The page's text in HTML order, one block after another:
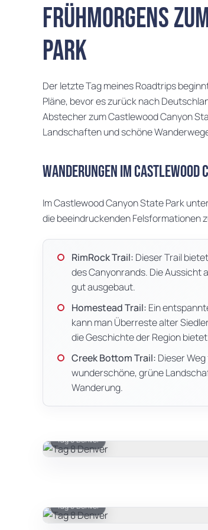
Frühmorgens
Park
Der letzte Tag meines Roadtrips
Pläne, bevor es zurück nach
Abstecher zum Castlewood Canyon
Landschaften und schöne
Wanderungen im Castlewood
Im Castlewood Canyon State Park
die beeindruckenden Felsformationen
RimRock Trail: Dieser Trail
des Canyonrands. Die Aussicht
gut ausgebaut.
Homestead Trail: Ein
kann man Überreste alter
die Geschichte der Region
Creek Bottom Trail: Dieser
wunderschöne, grüne
Wanderung.
Tag 8 Denver
Tag 8 Denver